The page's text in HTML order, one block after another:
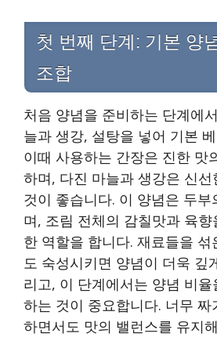
첫 번째 단계: 기본 양
조합
처음 양념을 준비하는 단계에
늘과 생강, 설탕을 넣어 기본
이때 사용하는 간장은 진한 맛
하며, 다진 마늘과 생강은 신
것이 좋습니다. 이 양념은 두
며, 조림 전체의 감칠맛과 육
한 역할을 합니다. 재료들을 섞
도 숙성시키면 양념이 더욱 깊
리고, 이 단계에서는 양념 비
하는 것이 중요합니다. 너무 짜
하면서도 맛의 밸런스를 유지